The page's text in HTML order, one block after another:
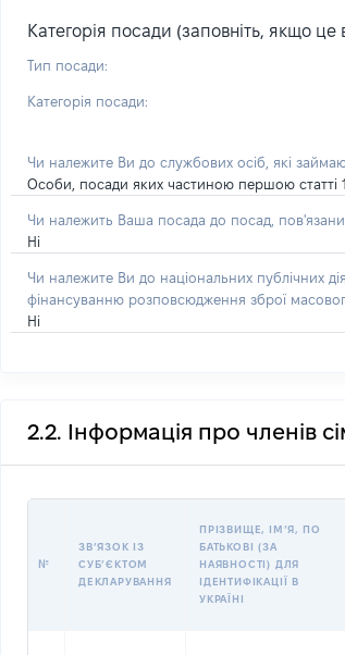
Категорія посади (заповніть, якщо це
Тип посади:
Категорія посади:
Чи належите Ви до службових осіб, які
Особи, посади яких частиною першою статті
Чи належить Ваша посада до посад,
Ні
Чи належите Ви до національних публічних
фінансуванню розповсюдження зброї
Ні
2.2. Інформація про членів
№
ЗВʼЯЗОК ІЗ
СУБʼЄКТОМ
ДЕКЛАРУВАННЯ
ПРІЗВИЩЕ, ІМʼЯ, ПО
БАТЬКОВІ (ЗА
НАЯВНОСТІ) ДЛЯ
ІДЕНТИФІКАЦІЇ В
УКРАЇНІ